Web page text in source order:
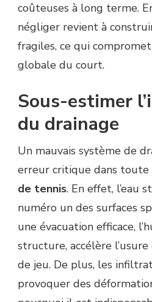
coûteuses à long terme.
négliger revient à
fragiles, ce qui
globale du court.
Sous-estimer
du drainage
Un mauvais système de
erreur critique dans toute
de tennis. En effet, l’eau
numéro un des surfaces
une évacuation efficace,
structure, accélère
de jeu. De plus, les
provoquer des